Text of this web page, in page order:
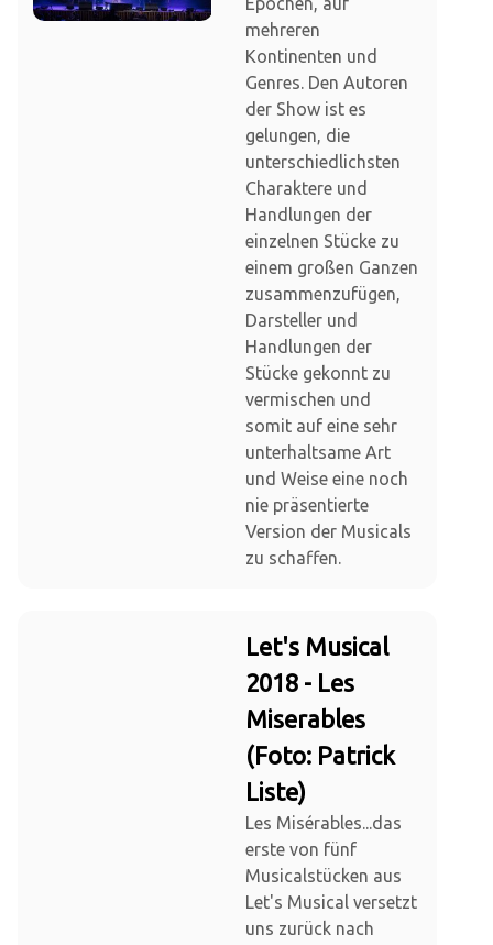
mehreren
Kontinenten und
Genres. Den Autoren
der Show ist es
gelungen, die
unterschiedlichsten
Charaktere und
Handlungen der
einzelnen Stücke zu
einem großen Ganzen
zusammenzufügen,
Darsteller und
Handlungen der
Stücke gekonnt zu
vermischen und
somit auf eine sehr
unterhaltsame Art
und Weise eine noch
nie präsentierte
Version der Musicals
zu schaffen.
Let's Musical
2018 - Les
Miserables
(Foto: Patrick
Liste)
Les Misérables...das
erste von fünf
Musicalstücken aus
Let's Musical versetzt
uns zurück nach